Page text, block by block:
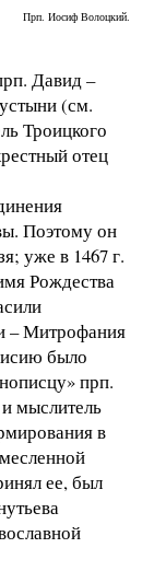
Прп. Иосиф Волоцкий.
Давид –
(см.
Троицкого
отец
Поэтому он
уже в 1467 г.
Рождества
– Митрофания
было
прп.
мыслитель
в
ее, был